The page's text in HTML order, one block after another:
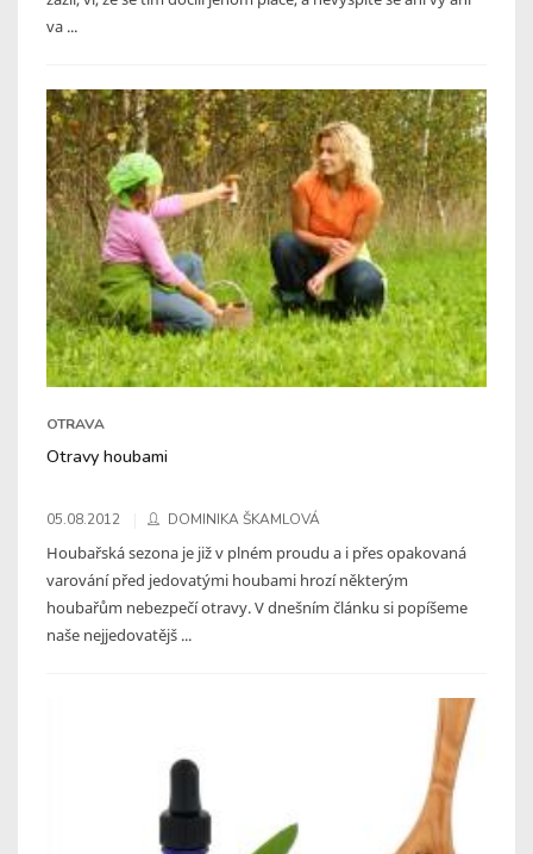
va ...
OTRAVA
Otravy houbami
05.08.2012 DOMINIKA ŠKAMLOVÁ
Houbařská sezona je již v plném proudu a i přes opakovaná
varování před jedovatými houbami hrozí některým
houbařům nebezpečí otravy. V dnešním článku si popíšeme
naše nejjedovatějš ...